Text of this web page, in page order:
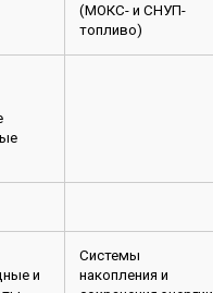
(МОКС- и СНУП-
топливо)
и
Системы
накопления и